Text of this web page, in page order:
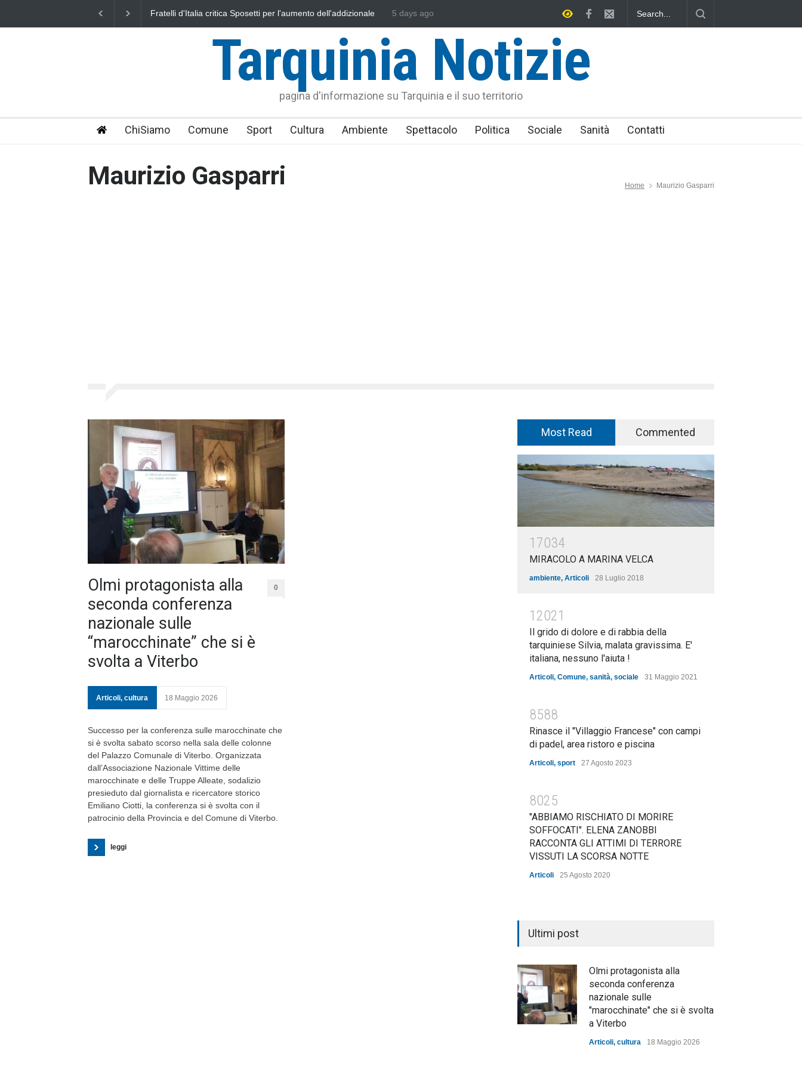
Fratelli d'Italia critica Sposetti per l'aumento dell'addizionale
L'Università della Tuscia e l'Assonautica Provinciale di Viterbo
Vincenzo Ferri, un Eroe tarquiniese
5 days ago
Tarquinia Notizie
pagina d'informazione su Tarquinia e il suo territorio
ChiSiamo Comune Sport Cultura Ambiente Spettacolo Politica Sociale Sanità Contatti
Maurizio Gasparri Home Maurizio Gasparri
Olmi protagonista alla
seconda conferenza
nazionale sulle
“marocchinate” che si è
svolta a Viterbo
0
Articoli, cultura 18 Maggio 2026
Successo per la conferenza sulle marocchinate che
si è svolta sabato scorso nella sala delle colonne
del Palazzo Comunale di Viterbo. Organizzata
dall’Associazione Nazionale Vittime delle
marocchinate e delle Truppe Alleate, sodalizio
presieduto dal giornalista e ricercatore storico
Emiliano Ciotti, la conferenza si è svolta con il
patrocinio della Provincia e del Comune di Viterbo.
leggi
Most Read Commented
17034
MIRACOLO A MARINA VELCA
ambiente, Articoli 28 Luglio 2018
12021
Il grido di dolore e di rabbia della
tarquiniese Silvia, malata gravissima. E'
italiana, nessuno l'aiuta !
Articoli, Comune, sanità, sociale 31 Maggio 2021
8588
Rinasce il "Villaggio Francese" con campi
di padel, area ristoro e piscina
Articoli, sport 27 Agosto 2023
8025
"ABBIAMO RISCHIATO DI MORIRE
SOFFOCATI". ELENA ZANOBBI
RACCONTA GLI ATTIMI DI TERRORE
VISSUTI LA SCORSA NOTTE
Articoli 25 Agosto 2020
Ultimi post
Olmi protagonista alla
seconda conferenza
nazionale sulle
"marocchinate" che si è svolta
a Viterbo
Articoli, cultura 18 Maggio 2026